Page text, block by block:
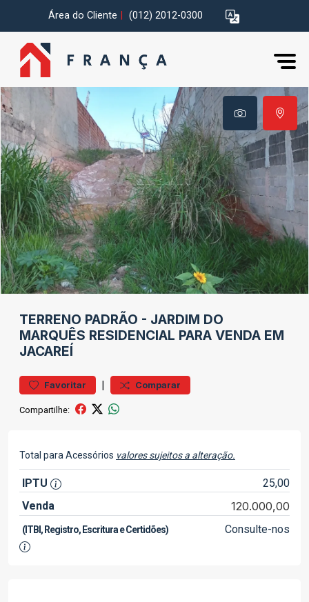
Área do Cliente (012) 2012-0300
TERRENO PADRÃO - JARDIM DO
MARQUÊS RESIDENCIAL PARA VENDA EM
JACAREÍ
Favoritar | Comparar
Compartilhe:
Total para Acessórios valores sujeitos a alteração.
IPTU
25,00
Venda
120.000,00
(ITBI, Registro, Escritura e Certidões) Consulte-nos